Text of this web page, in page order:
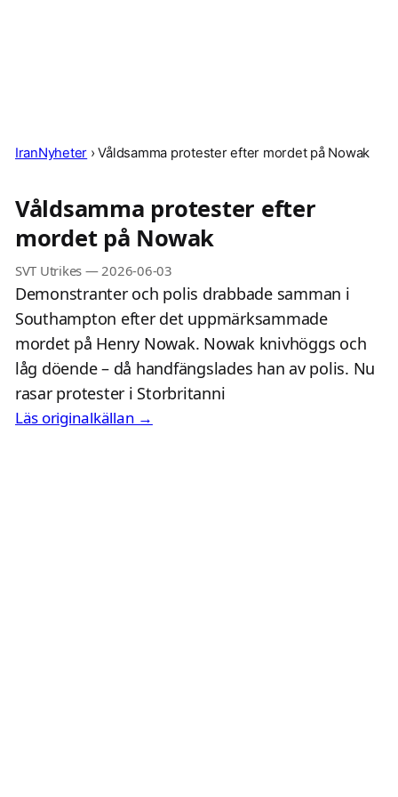
IranNyheter ›Våldsamma protester efter mordet på Nowak
Våldsamma protester efter
mordet på Nowak
SVT Utrikes — 2026-06-03
Demonstranter och polis drabbade samman i
Southampton efter det uppmärksammade
mordet på Henry Nowak. Nowak knivhöggs och
låg döende – då handfängslades han av polis. Nu
rasar protester i Storbritanni
Läs originalkällan →